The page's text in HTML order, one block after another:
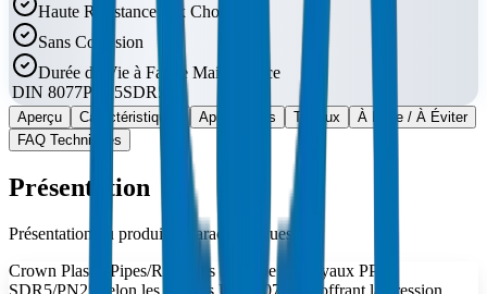
Haute Résistance aux Chocs
Sans Corrosion
Durée de Vie à Faible Maintenance
DIN 8077PN25SDR5
Aperçu Caractéristiques Applications Tuyaux
À Faire / À Éviter
FAQ Techniques
Présentation
Présentation du produit et caractéristiques clés
Crown Plastic Pipes/Raccords fabrique des tuyaux PP-R
SDR5/PN25 selon les normes DIN 8077/78, offrant la pression